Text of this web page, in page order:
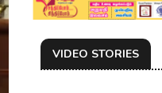
VIDEO STORIES